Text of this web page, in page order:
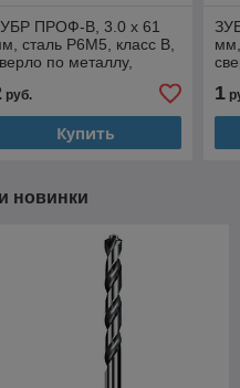
ПРОФ-В, 3.0 х 61
сталь Р6М5, класс В,
по металлу,
Профессионал (29621-3)
руб.
Купить
1
новинки